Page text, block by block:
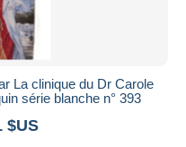
La clinique du Dr Carole
série blanche n° 393
$US